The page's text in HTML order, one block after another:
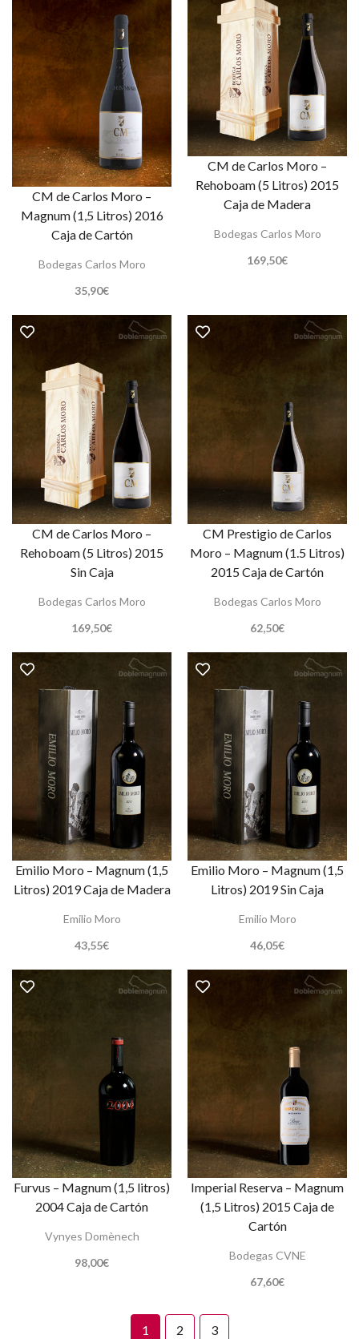
CM de Carlos Moro –
Magnum (1,5 Litros) 2016
Caja de Cartón
Bodegas Carlos Moro
35,90€
CM de Carlos Moro –
Rehoboam (5 Litros) 2015
Caja de Madera
Bodegas Carlos Moro
169,50€
CM de Carlos Moro –
Rehoboam (5 Litros) 2015
Sin Caja
Bodegas Carlos Moro
169,50€
CM Prestigio de Carlos
Moro – Magnum (1.5 Litros)
2015 Caja de Cartón
Bodegas Carlos Moro
62,50€
Emilio Moro – Magnum (1,5
Litros) 2019 Caja de Madera
Emilio Moro
43,55€
Emilio Moro – Magnum (1,5
Litros) 2019 Sin Caja
Emilio Moro
46,05€
Furvus – Magnum (1,5 litros)
2004 Caja de Cartón
Vynyes Domènech
98,00€
Imperial Reserva – Magnum
(1,5 Litros) 2015 Caja de
Cartón
Bodegas CVNE
67,60€
1 2 3